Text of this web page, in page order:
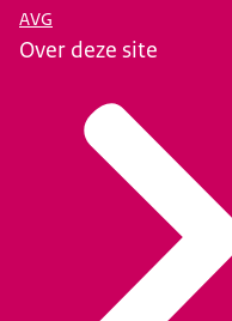
AVG
Over deze site